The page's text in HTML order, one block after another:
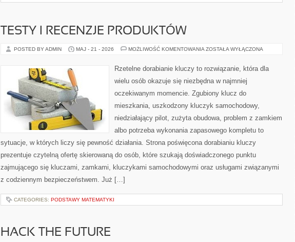
TESTY I RECENZJE PRODUKTÓW
POSTED BY ADMIN MAJ - 21 - 2026 MOŻLIWOŚĆ KOMENTOWANIA TESTY
PRODUKTÓW
ZOSTAŁA WYŁĄCZONA
Rzetelne dorabianie kluczy to rozwiązanie, która dla
wielu osób okazuje się niezbędna w najmniej
oczekiwanym momencie. Zgubiony klucz do
mieszkania, uszkodzony kluczyk samochodowy,
niedziałający pilot, zużyta obudowa, problem z zamkiem
albo potrzeba wykonania zapasowego kompletu to
sytuacje, w których liczy się pewność działania. Strona poświęcona dorabianiu kluczy
prezentuje czytelną ofertę skierowaną do osób, które szukają doświadczonego punktu
zajmującego się kluczami, zamkami, kluczykami samochodowymi oraz usługami związanymi
z codziennym bezpieczeństwem. Już […]
CATEGORIES: PODSTAWY MATEMATYKI
HACK THE FUTURE